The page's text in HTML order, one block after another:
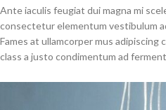
Ante iaculis feugiat dui magna mi
consectetur elementum vestibulum
Fames at ullamcorper mus
class a justo condimentum ad